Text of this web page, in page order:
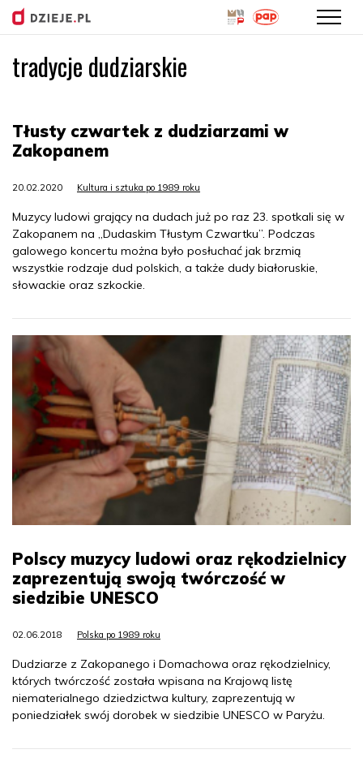
Przejdź
do
tradycje dudziarskie
Tłusty czwartek z dudziarzami w
Zakopanem
20.02.2020 Kultura i sztuka po 1989 roku
Muzycy ludowi grający na dudach już po raz 23. spotkali się w
Zakopanem na „Dudaskim Tłustym Czwartku”. Podczas
galowego koncertu można było posłuchać jak brzmią
wszystkie rodzaje dud polskich, a także dudy białoruskie,
słowackie oraz szkockie.
Polscy muzycy ludowi oraz rękodzielnicy
zaprezentują swoją twórczość w
siedzibie UNESCO
02.06.2018 Polska po 1989 roku
Dudziarze z Zakopanego i Domachowa oraz rękodzielnicy,
których twórczość została wpisana na Krajową listę
niematerialnego dziedzictwa kultury, zaprezentują w
poniedziałek swój dorobek w siedzibie UNESCO w Paryżu.